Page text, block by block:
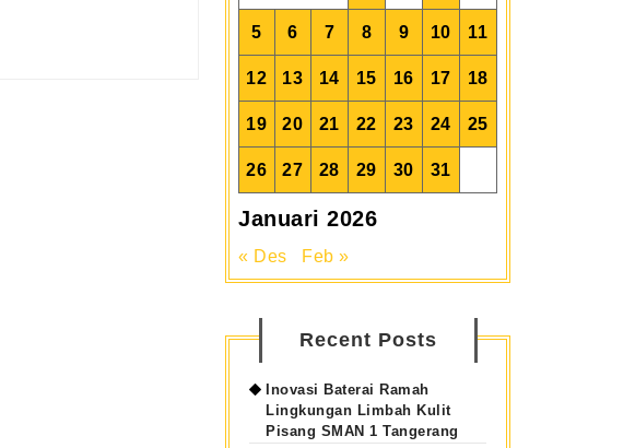
Januari 2026
5 6 7 8 9 10 11
12 13 14 15 16 17 18
19 20 21 22 23 24 25
26 27 28 29 30 31
« Des Feb »
Recent Posts
Inovasi Baterai Ramah
Lingkungan Limbah Kulit
Pisang SMAN 1 Tangerang